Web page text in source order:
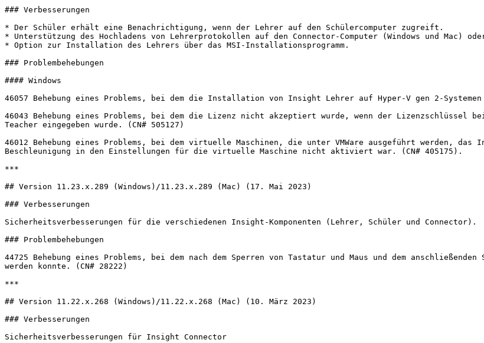
### Verbesserungen
* Der Schüler erhält eine Benachrichtigung, wenn der Lehrer auf den Schülercomputer zugreift.
* Unterstützung des Hochladens von Lehrerprotokollen auf den Connector-Computer (Windows und Mac)
* Option zur Installation des Lehrers über das MSI-Installationsprogramm.
### Problembehebungen
#### Windows
46057 Behebung eines Problems, bei dem die Installation von Insight Lehrer auf Hyper-V gen 2-
46043 Behebung eines Problems, bei dem die Lizenz nicht akzeptiert wurde, wenn der
Teacher eingegeben wurde. (CN# 505127)
46012 Behebung eines Problems, bei dem virtuelle Maschinen, die unter VMWare ausgeführt werden, das
Beschleunigung in den Einstellungen für die virtuelle Maschine nicht aktiviert war. (CN# 405175).
***
## Version 11.23.x.289 (Windows)/11.23.x.289 (Mac) (17. Mai 2023)
### Verbesserungen
Sicherheitsverbesserungen für die verschiedenen Insight-Komponenten (Lehrer, Schüler und Connector).
### Problembehebungen
44725 Behebung eines Problems, bei dem nach dem Sperren von Tastatur und Maus und dem
werden konnte. (CN# 28222)
***
## Version 11.22.x.268 (Windows)/11.22.x.268 (Mac) (10. März 2023)
### Verbesserungen